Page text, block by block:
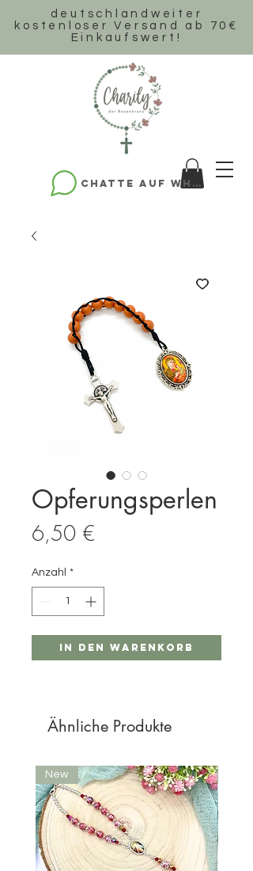
deutschlandweiter
k ostenloser Versand ab 70€
Einkaufswert!
Chatte auf WhatsApp
Opferungsperlen
6,50 €
Anzahl *
In den Warenkorb
Ähnliche Produkte
New